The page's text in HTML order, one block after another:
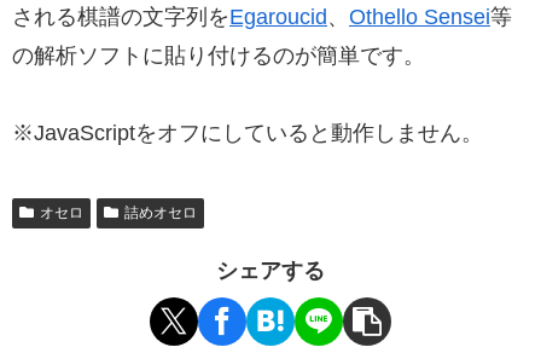
される棋譜の文字列をEgaroucid、 Othello Sensei等
の解析ソフトに貼り付けるのが簡単です。
※JavaScriptをオフにしていると動作しません。
オセロ 詰めオセロ
シェアする